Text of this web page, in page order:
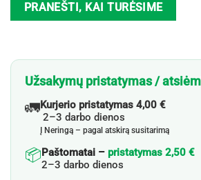
PRANEŠTI, KAI TURĖSIME
Užsakymų pristatymas /
🚛Kurjerio pristatymas 4,00 €
2–3 darbo dienos
Į Neringą – pagal atskirą susitarimą
📦Paštomatai – pristatymas 2,50 €
2–3 darbo dienos